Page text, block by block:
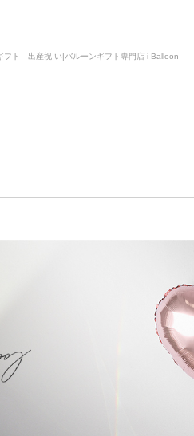
出産祝 い|バルーンギフト専門店 i Balloon